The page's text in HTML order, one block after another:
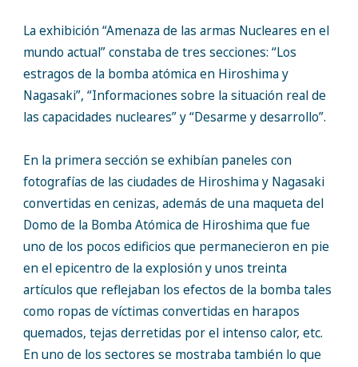
La exhibición “Amenaza de las armas Nucleares en el
mundo actual” constaba de tres secciones: “Los
estragos de la bomba atómica en Hiroshima y
Nagasaki”, “Informaciones sobre la situación real de
las capacidades nucleares” y “Desarme y desarrollo”.
En la primera sección se exhibían paneles con
fotografías de las ciudades de Hiroshima y Nagasaki
convertidas en cenizas, además de una maqueta del
Domo de la Bomba Atómica de Hiroshima que fue
uno de los pocos edificios que permanecieron en pie
en el epicentro de la explosión y unos treinta
artículos que reflejaban los efectos de la bomba tales
como ropas de víctimas convertidas en harapos
quemados, tejas derretidas por el intenso calor, etc.
En uno de los sectores se mostraba también lo que